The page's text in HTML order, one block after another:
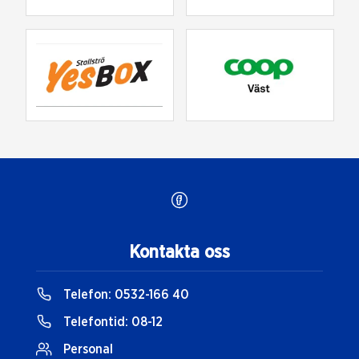
Kontakta oss
Telefon: 0532-166 40
Telefontid: 08-12
Personal